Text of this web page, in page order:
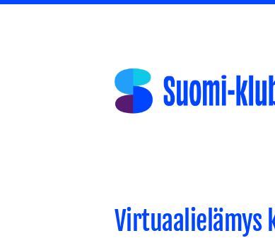
Suomi-klubi
Virtuaalielämys